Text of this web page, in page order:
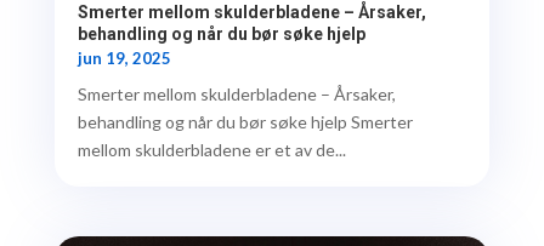
Smerter mellom skulderbladene – Årsaker,
behandling og når du bør søke hjelp
jun 19, 2025
Smerter mellom skulderbladene – Årsaker,
behandling og når du bør søke hjelp Smerter
mellom skulderbladene er et av de...